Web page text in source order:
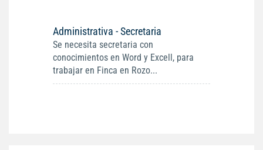
Administrativa - Secretaria
Se necesita secretaria con
conocimientos en Word y Excell, para
trabajar en Finca en Rozo...